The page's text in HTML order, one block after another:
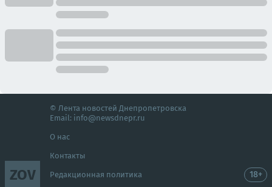
ZOV
© Лента новостей Днепропетровска
Email: info@newsdnepr.ru
О нас
Контакты
Редакционная политика 18+